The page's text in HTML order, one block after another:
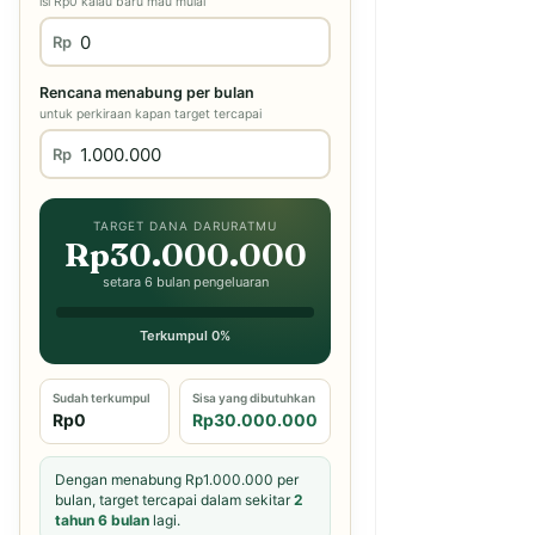
Rp
Rencana menabung per bulan
untuk perkiraan kapan target tercapai
Rp
TARGET DANA DARURATMU
Rp30.000.000
setara 6 bulan pengeluaran
Terkumpul 0%
Sudah terkumpul
Rp0
Sisa yang dibutuhkan
Rp30.000.000
Dengan menabung Rp1.000.000 per
bulan, target tercapai dalam sekitar2
tahun 6 bulan lagi.